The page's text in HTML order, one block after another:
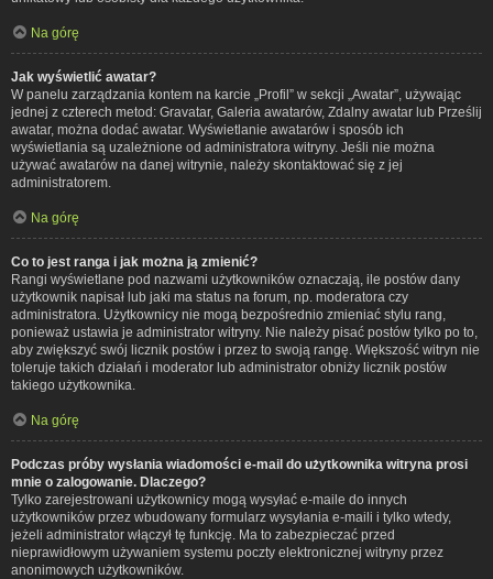
Na górę
Jak wyświetlić awatar?
W panelu zarządzania kontem na karcie „Profil” w sekcji „Awatar”, używając
jednej z czterech metod: Gravatar, Galeria awatarów, Zdalny awatar lub Prześlij
awatar, można dodać awatar. Wyświetlanie awatarów i sposób ich
wyświetlania są uzależnione od administratora witryny. Jeśli nie można
używać awatarów na danej witrynie, należy skontaktować się z jej
administratorem.
Na górę
Co to jest ranga i jak można ją zmienić?
Rangi wyświetlane pod nazwami użytkowników oznaczają, ile postów dany
użytkownik napisał lub jaki ma status na forum, np. moderatora czy
administratora. Użytkownicy nie mogą bezpośrednio zmieniać stylu rang,
ponieważ ustawia je administrator witryny. Nie należy pisać postów tylko po to,
aby zwiększyć swój licznik postów i przez to swoją rangę. Większość witryn nie
toleruje takich działań i moderator lub administrator obniży licznik postów
takiego użytkownika.
Na górę
Podczas próby wysłania wiadomości e-mail do użytkownika witryna prosi
mnie o zalogowanie. Dlaczego?
Tylko zarejestrowani użytkownicy mogą wysyłać e-maile do innych
użytkowników przez wbudowany formularz wysyłania e-maili i tylko wtedy,
jeżeli administrator włączył tę funkcję. Ma to zabezpieczać przed
nieprawidłowym używaniem systemu poczty elektronicznej witryny przez
anonimowych użytkowników.